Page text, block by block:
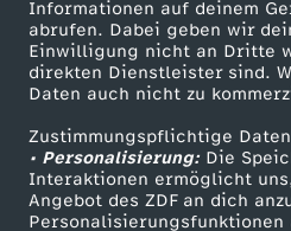
Informationen auf deinem
abrufen. Dabei geben wir
Einwilligung nicht an Dritte
direkten Dienstleister sind.
Daten auch nicht zu
Zustimmungspflichtige
• Personalisierung:Die
Interaktionen ermöglicht
Angebot des ZDF an dich
Personalisierungsfunktionen
h
e
f
ü
ZDF-Apps
Smart TV
ZDFtext
Livestreams
Sendungen A-Z
TV-Programm